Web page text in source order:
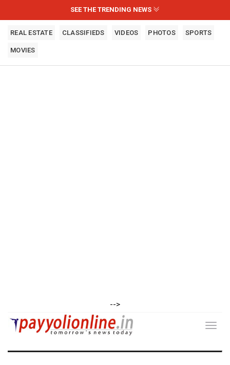
SEE THE TRENDING NEWS
REAL ESTATE CLASSIFIEDS VIDEOS PHOTOS SPORTS
MOVIES
-->